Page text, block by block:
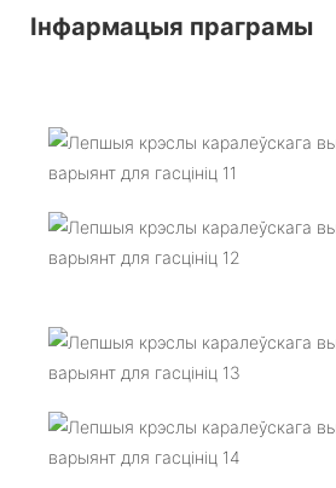
Інфармацыя праграмы